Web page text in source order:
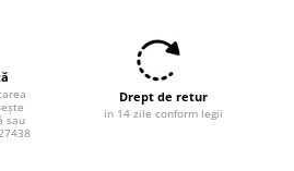
sau
Drept de retur
in 14 zile conform legii